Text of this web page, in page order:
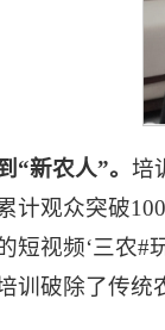
“新农人”。培
计观众突破
短视频‘三农#
训破除了传统